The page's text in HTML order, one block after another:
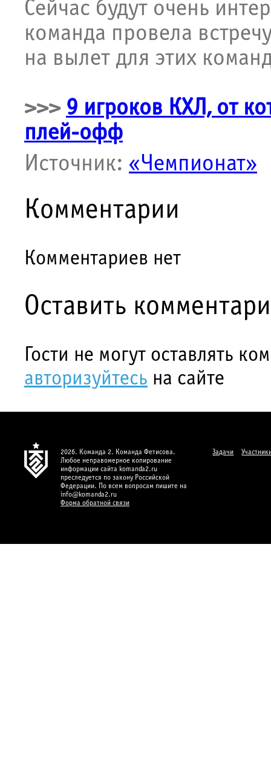
Сейчас будут очень
команда провела
на вылет для этих
>>> 9 игроков КХЛ, от
плей-офф
Источник: «Чемпионат»
Комментарии
Комментариев нет
Оставить
Гости не могут оставлять
авторизуйтесь на сайте
2026. Команда 2. Команда Фетисова.
Любое неправомерное копирование
информации сайта komanda2.ru
преследуется по закону Российской
Федерации. По всем вопросам пишите на
info@komanda2.ru
Форма обратной связи
Задачи